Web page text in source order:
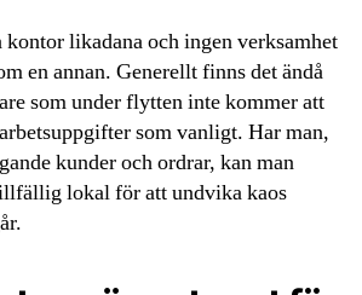
kontor likadana och ingen verksamhet
en annan. Generellt finns det ändå
som under flytten inte kommer att
som vanligt. Har man,
kunder och ordrar, kan man
lokal för att undvika kaos